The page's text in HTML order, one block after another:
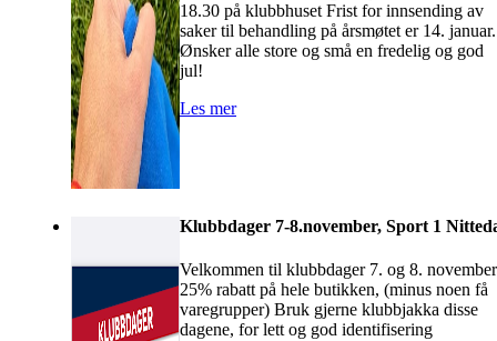
18.30 på klubbhuset Frist for innsending av
saker til behandling på årsmøtet er 14.
Ønsker alle store og små en fredelig og god
jul!
Les mer
Klubbdager 7-8.november, Sport 1
Velkommen til klubbdager 7. og 8.
25% rabatt på hele butikken, (minus noen få
varegrupper) Bruk gjerne klubbjakka disse
dagene, for lett og god identifisering